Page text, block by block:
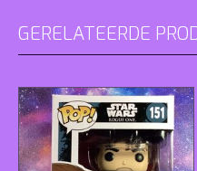
GERELATEERDE